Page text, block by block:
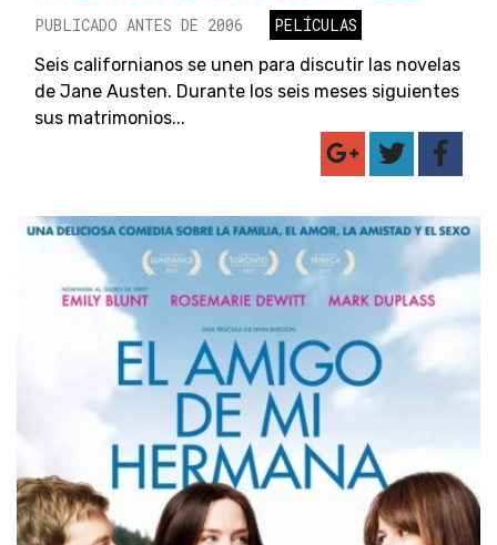
PUBLICADO ANTES DE 2006
PELÍCULAS
Seis californianos se unen para discutir las novelas
de Jane Austen. Durante los seis meses siguientes
sus matrimonios...